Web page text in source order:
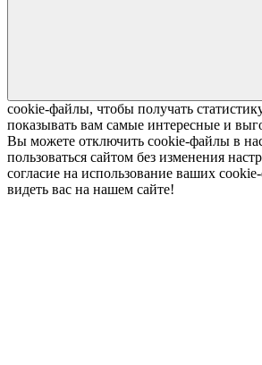
cookie-файлы, чтобы получать
показывать вам самые интересные и
Вы можете отключить cookie-файлы в
пользоваться сайтом без изменения
согласие на использование ваших
видеть вас на нашем сайте!